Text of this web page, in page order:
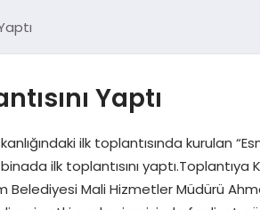
Yaptı
ilk toplantısında kurulan
ilk toplantısını yaptı.Toplantıya
Belediyesi Mali Hizmetler Müdürü